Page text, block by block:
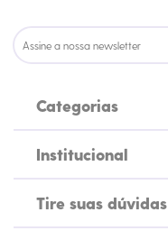
Categorias
Institucional
Tire suas dúvidas